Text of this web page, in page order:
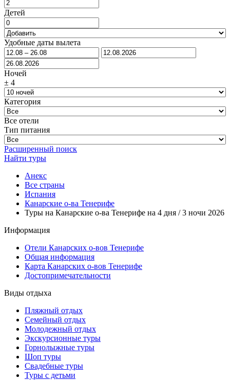
Детей
Удобные даты вылета
Ночей
± 4
Категория
Все отели
Тип питания
Расширенный поиск
Найти туры
Анекс
Все страны
Испания
Канарские о-ва Тенерифе
Туры на Канарские о-ва Тенерифе на 4 дня / 3 ночи 2026
Информация
Отели Канарских о-вов Тенерифе
Общая информация
Карта Канарских о-вов Тенерифе
Достопримечательности
Виды отдыха
Пляжный отдых
Семейный отдых
Молодежный отдых
Экскурсионные туры
Горнолыжные туры
Шоп туры
Свадебные туры
Туры с детьми